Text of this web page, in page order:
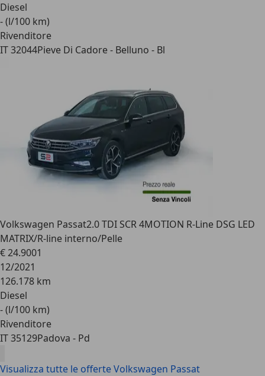
Diesel
- (l/100 km)
Rivenditore
IT 32044Pieve Di Cadore - Belluno - Bl
Volkswagen Passat2.0 TDI SCR 4MOTION R-Line DSG LED
MATRIX/R-line interno/Pelle
€ 24.9001
12/2021
126.178 km
Diesel
- (l/100 km)
Rivenditore
IT 35129Padova - Pd
Visualizza tutte le offerte Volkswagen Passat